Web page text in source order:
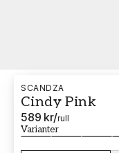
SCANDZA
Cindy Pink
589 kr/rull
Varianter